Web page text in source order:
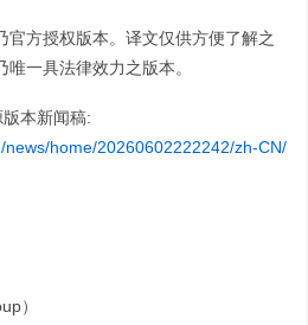
方授权版本。译文仅供方便了解之
一具法律效力之版本。
本新闻稿:
home/20260602222242/zh-CN/
）